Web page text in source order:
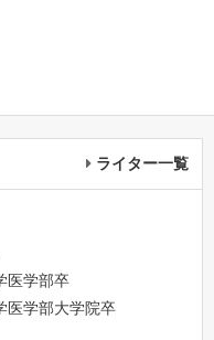
ライター一覧
医学部卒
学部大学院卒